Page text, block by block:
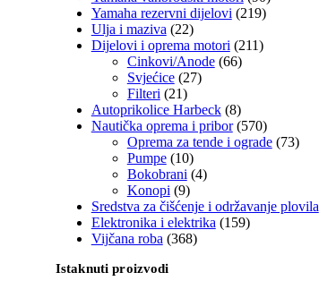
Yamaha rezervni dijelovi (219)
Ulja i maziva (22)
Dijelovi i oprema motori (211)
Cinkovi/Anode (66)
Svjećice (27)
Filteri (21)
Autoprikolice Harbeck (8)
Nautička oprema i pribor (570)
Oprema za tende i ograde (73)
Pumpe (10)
Bokobrani (4)
Konopi (9)
Sredstva za čišćenje i održavanje plovila
Elektronika i elektrika (159)
Vijčana roba (368)
Istaknuti proizvodi